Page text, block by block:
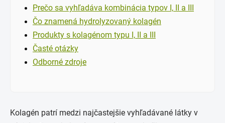
Prečo sa vyhľadáva kombinácia typov I, II a III
Čo znamená hydrolyzovaný kolagén
Produkty s kolagénom typu I, II a III
Časté otázky
Odborné zdroje
Kolagén patrí medzi najčastejšie vyhľadávané látky v